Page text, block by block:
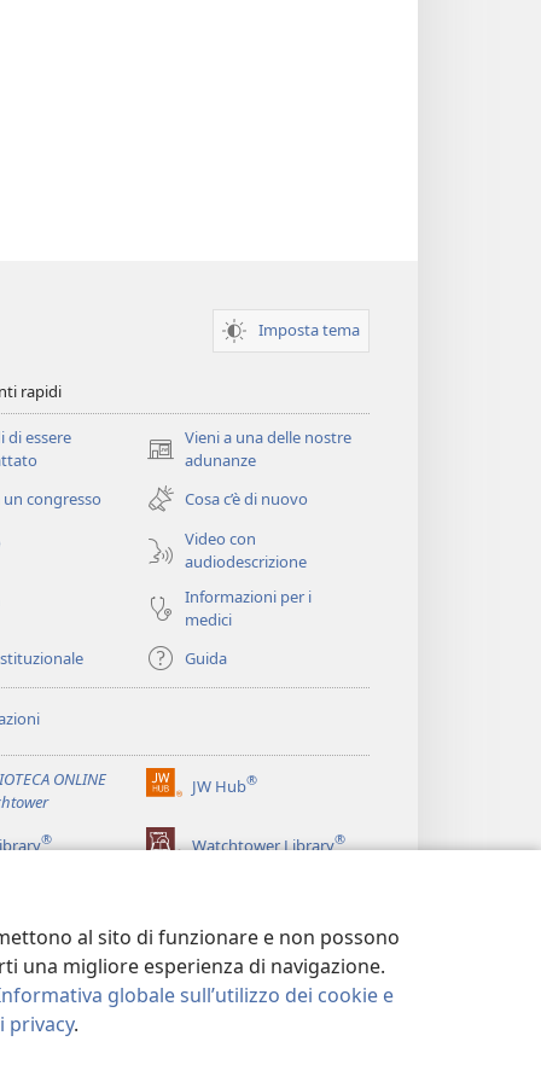
al sito di funzionare e non possono
una migliore esperienza di navigazione.
globale sull’utilizzo dei cookie e
privacy.
Imposta tema
rapidi
di essere
Vieni a una delle nostre
adunanze
(apre
una
nuova
finestra)
un congresso
Cosa c’è di nuovo
Video con
audiodescrizione
Informazioni per i
medici
Guida
ONLINE
JW Hub®
(apre
nuova
® Watchtower Library®
PRIVACY